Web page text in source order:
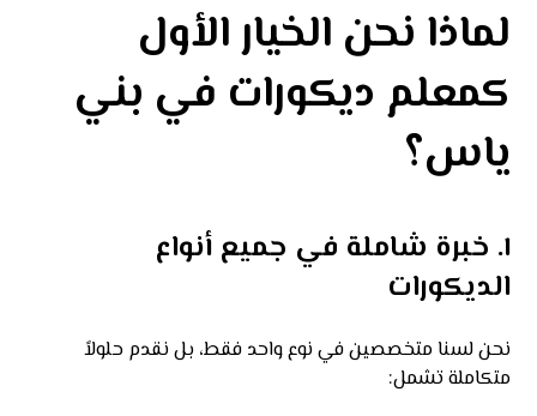
لماذا نحن الخيار الأول
كمعلم ديكورات في بني
ياس؟
١. خبرة شاملة في جميع أنواع
الديكورات
نحن لسنا متخصصين في نوع واحد فقط، بل نقدم حلولاً
متكاملة تشمل: